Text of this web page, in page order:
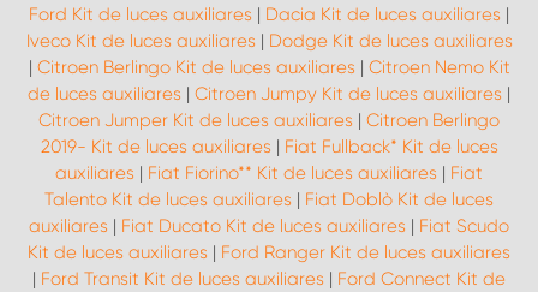
Ford Kit de luces auxiliares | Dacia Kit de luces auxiliares |
Iveco Kit de luces auxiliares | Dodge Kit de luces auxiliares
| Citroen Berlingo Kit de luces auxiliares | Citroen Nemo Kit
de luces auxiliares | Citroen Jumpy Kit de luces auxiliares |
Citroen Jumper Kit de luces auxiliares | Citroen Berlingo
2019- Kit de luces auxiliares | Fiat Fullback* Kit de luces
auxiliares | Fiat Fiorino** Kit de luces auxiliares | Fiat
Talento Kit de luces auxiliares | Fiat Doblò Kit de luces
auxiliares | Fiat Ducato Kit de luces auxiliares | Fiat Scudo
Kit de luces auxiliares | Ford Ranger Kit de luces auxiliares
| Ford Transit Kit de luces auxiliares | Ford Connect Kit de